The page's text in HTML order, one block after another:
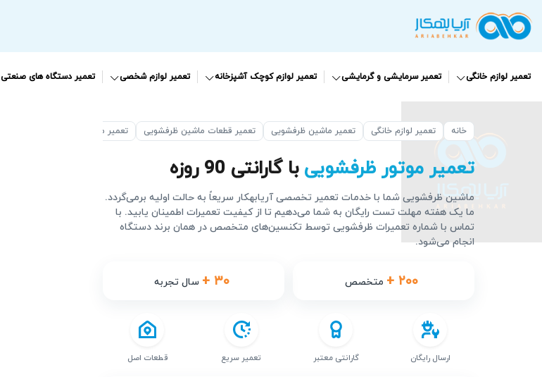
تعمیر لوازم خانگی تعمیر سرمایشی و گرمایشی تعمیر لوازم کوچک آشپزخانه تعمیر لوازم شخصی تعمیر دستگاه های صنعتی
خانه تعمیر لوازم خانگی تعمیر ماشین ظرفشویی تعمیر قطعات ماشین ظرفشویی تعمیر موتور ظرفشویی
تعمیر موتور ظرفشوییبا گارانتی 90 روزه
ماشین ظرفشویی شما با خدمات تعمیر تخصصی آریابهکار سریعاً به حالت اولیه برمی‌گردد.
ما یک هفته مهلت تست رایگان به شما می‌دهیم تا از کیفیت تعمیرات اطمینان یابید. با
تماس با شماره تعمیرات ظرفشویی توسط تکنسین‌های متخصص در همان برند دستگاه
انجام می‌شود.
+ ۲۰۰ متخصص + ۳۰ سال تجربه
ارسال رایگان گارانتی معتبر تعمیر سریع قطعات اصل